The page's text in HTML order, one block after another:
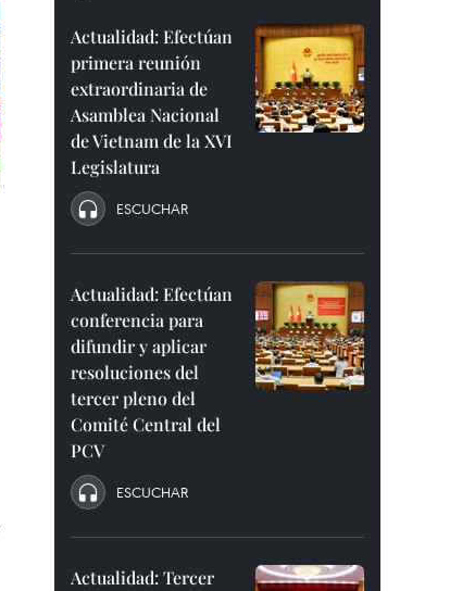
Actualidad: Efectúan
primera reunión
extraordinaria de
Asamblea Nacional
de Vietnam de la XVI
Legislatura
ESCUCHAR
Actualidad: Efectúan
conferencia para
difundir y aplicar
resoluciones del
tercer pleno del
Comité Central del
PCV
ESCUCHAR
Actualidad: Tercer